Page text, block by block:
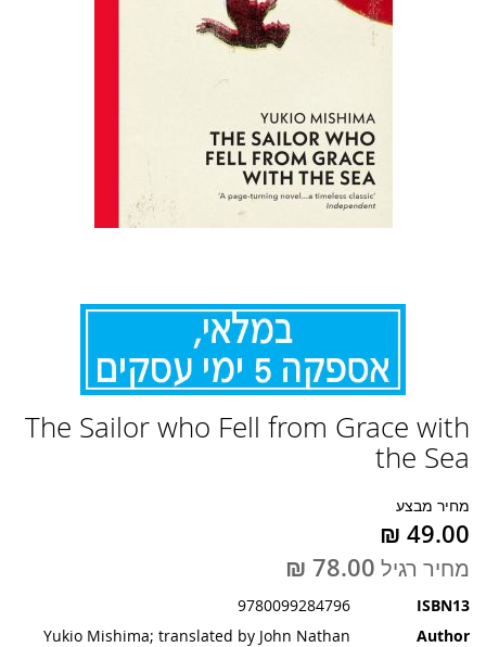
The Sailor who Fell from Grace with
the Sea
מחיר מבצע
מחיר רגיל
ISBN13
9780099284796
Author
Yukio Mishima; translated by John Nathan
להתחלה
של
גלריית